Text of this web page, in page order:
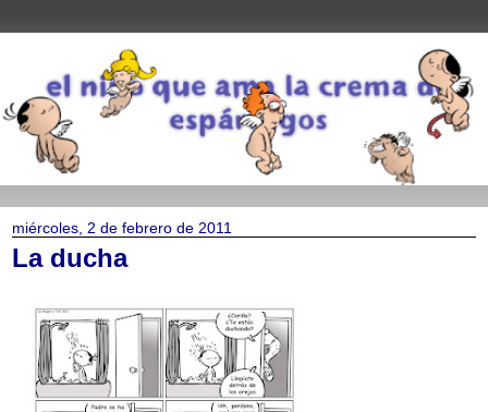
miércoles, 2 de febrero de 2011
La ducha